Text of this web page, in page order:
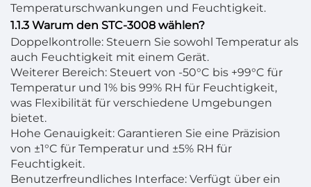
Temperaturschwankungen und Feuchtigkeit.
1.1.3 Warum den STC-3008 wählen?
Doppelkontrolle: Steuern Sie sowohl Temperatur als
auch Feuchtigkeit mit einem Gerät.
Weiterer Bereich: Steuert von -50°C bis +99°C für
Temperatur und 1% bis 99% RH für Feuchtigkeit,
was Flexibilität für verschiedene Umgebungen
bietet.
Hohe Genauigkeit: Garantieren Sie eine Präzision
von ±1°C für Temperatur und ±5% RH für
Feuchtigkeit.
Benutzerfreundliches Interface: Verfügt über ein